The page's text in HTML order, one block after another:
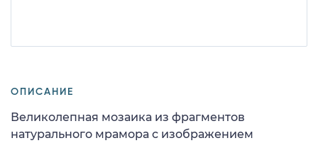
ОПИСАНИЕ
Великолепная мозаика из фрагментов
натурального мрамора с изображением